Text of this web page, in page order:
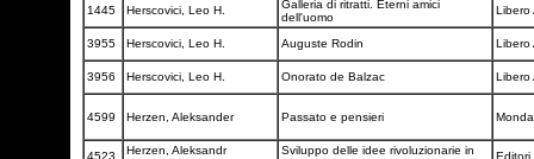
1445
Herscovici, Leo H.
Galleria di ritratti. Eterni amici
dell'uomo
Libero
3955 Herscovici, Leo H. Auguste Rodin Libero
3956 Herscovici, Leo H. Onorato de Balzac Libero
4599 Herzen, Aleksander Passato e pensieri
4523
Herzen, Aleksandr
Sviluppo delle idee rivoluzionarie in